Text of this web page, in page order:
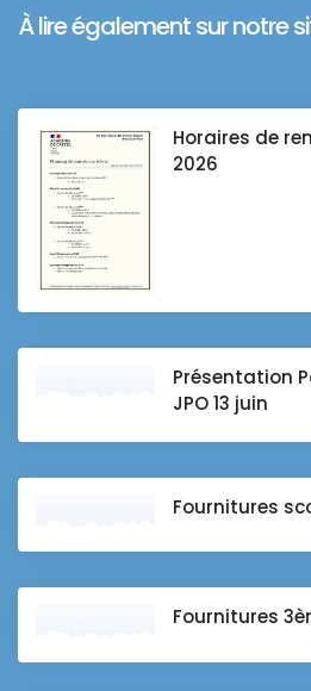
À lire également sur notre
Horaires de
2026
Présentation
JPO 13 juin
Fournitures
Fournitures